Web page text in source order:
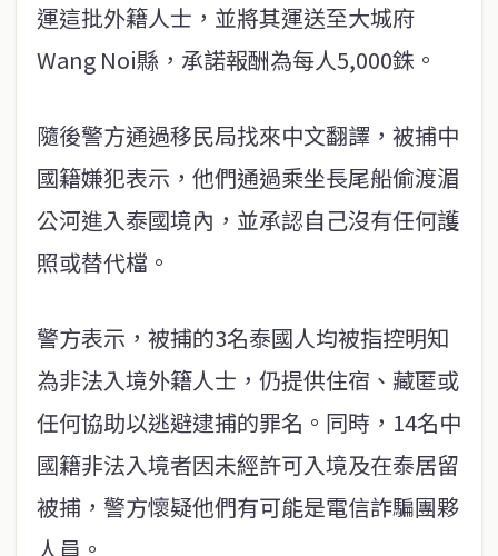
運這批外籍人士，並將其運送至大城府
Wang Noi縣，承諾報酬為每人5,000銖。
隨後警方通過移民局找來中文翻譯，被捕中
國籍嫌犯表示，他們通過乘坐長尾船偷渡湄
公河進入泰國境內，並承認自己沒有任何護
照或替代檔。
警方表示，被捕的3名泰國人均被指控明知
為非法入境外籍人士，仍提供住宿、藏匿或
任何協助以逃避逮捕的罪名。同時，14名中
國籍非法入境者因未經許可入境及在泰居留
被捕，警方懷疑他們有可能是電信詐騙團夥
人員。